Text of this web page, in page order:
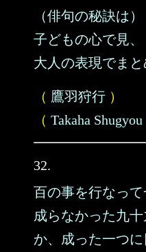
（俳句の秘訣は）
子どもの心で見、
大人の表現でまと
（ 鷹羽狩行 ）
（ Takaha Shugyou
32.
百の事を行なって
成らなかった九
か、成った一つに